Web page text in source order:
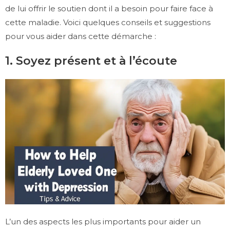
de lui offrir le soutien dont il a besoin pour faire face à
cette maladie. Voici quelques conseils et suggestions
pour vous aider dans cette démarche :
1. Soyez présent et à l’écoute
L’un des aspects les plus importants pour aider un